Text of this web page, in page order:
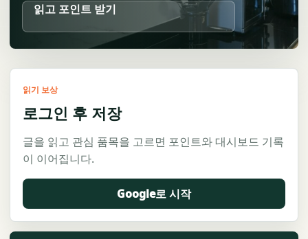
읽고 포인트 받기
읽기 보상
로그인 후 저장
글을 읽고 관심 품목을 고르면 포인트와 대시보드 기록
이 이어집니다.
Google로 시작